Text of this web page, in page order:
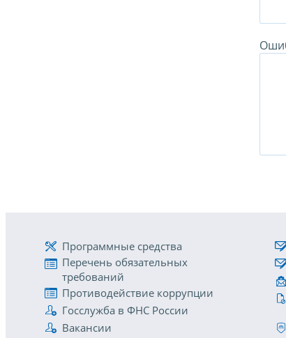
Программные средства
Перечень обязательных
требований
Противодействие коррупции
Госслужба в ФНС России
Вакансии